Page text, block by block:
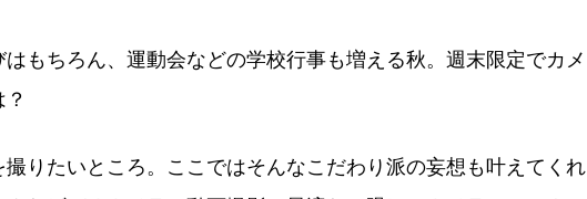
もちろん、運動会などの学校行事も増える秋。週末限定でカメ
りたいところ。ここではそんなこだわり派の妄想も叶えてくれ